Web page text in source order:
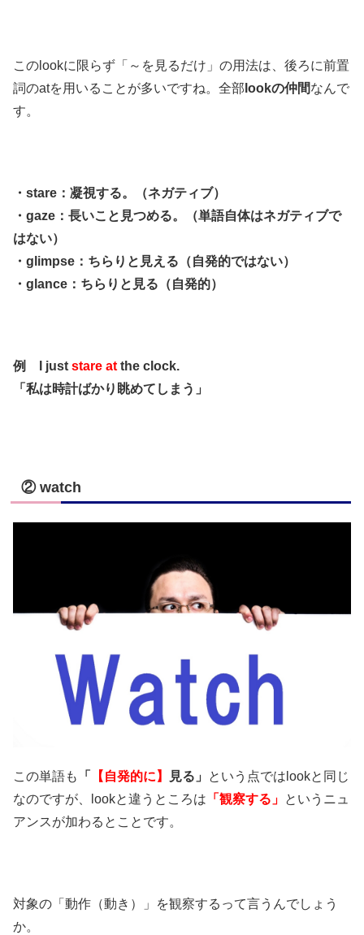
このlookに限らず「～を見るだけ」の用法は、後ろに前置
詞のatを用いることが多いですね。全部 lookの仲間なんで
す。
・stare：凝視する。（ネガティブ）
・gaze：長いこと見つめる。（単語自体はネガティブで
はない）
・glimpse：ちらりと見える（自発的ではない）
・glance：ちらりと見る（自発的）
例 I just stare at the clock.
「私は時計ばかり眺めてしまう」
② watch
この単語も 「 【自発的に】 見る」
という点ではlookと同じ
なのですが、lookと違うところは 「観察する」 というニュ
アンスが加わるとことです。
対象の「動作（動き）」を観察するって言うんでしょう
か。